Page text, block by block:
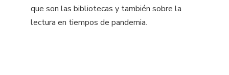
que son las bibliotecas y también sobre la
lectura en tiempos de pandemia.